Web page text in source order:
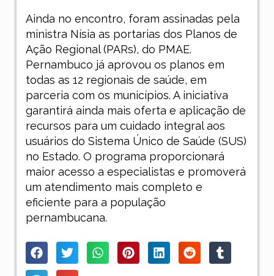
Ainda no encontro, foram assinadas pela
ministra Nísia as portarias dos Planos de
Ação Regional (PARs), do PMAE.
Pernambuco já aprovou os planos em
todas as 12 regionais de saúde, em
parceria com os municípios. A iniciativa
garantirá ainda mais oferta e aplicação de
recursos para um cuidado integral aos
usuários do Sistema Único de Saúde (SUS)
no Estado. O programa proporcionará
maior acesso a especialistas e promoverá
um atendimento mais completo e
eficiente para a população
pernambucana.